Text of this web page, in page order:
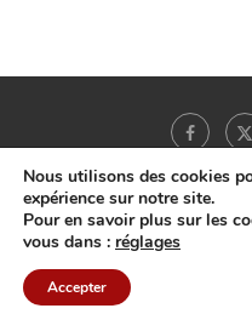
Copyright © 2022 -
Nous utilisons des cookies
expérience sur notre site.
Pour en savoir plus sur les
vous dans : réglages
Accepter